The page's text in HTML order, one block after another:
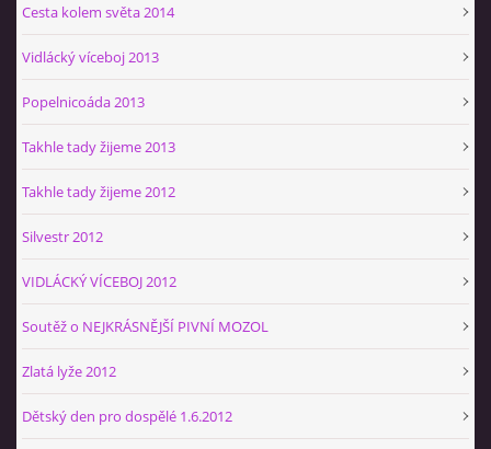
Cesta kolem světa 2014
Vidlácký víceboj 2013
Popelnicoáda 2013
Takhle tady žijeme 2013
Takhle tady žijeme 2012
Silvestr 2012
VIDLÁCKÝ VÍCEBOJ 2012
Soutěž o NEJKRÁSNĚJŠÍ PIVNÍ MOZOL
Zlatá lyže 2012
Dětský den pro dospělé 1.6.2012